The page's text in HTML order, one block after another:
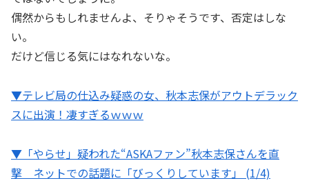
偶然からもしれませんよ、そりゃそうです、否定はしな
い。
だけど信じる気にはなれないな。
▼テレビ局の仕込み疑惑の女、秋本志保がアウトデラック
スに出演！凄すぎるｗｗｗ
▼「やらせ」疑われた“ASKAファン”秋本志保さんを直
撃 ネットでの話題に「びっくりしています」 (1/4)